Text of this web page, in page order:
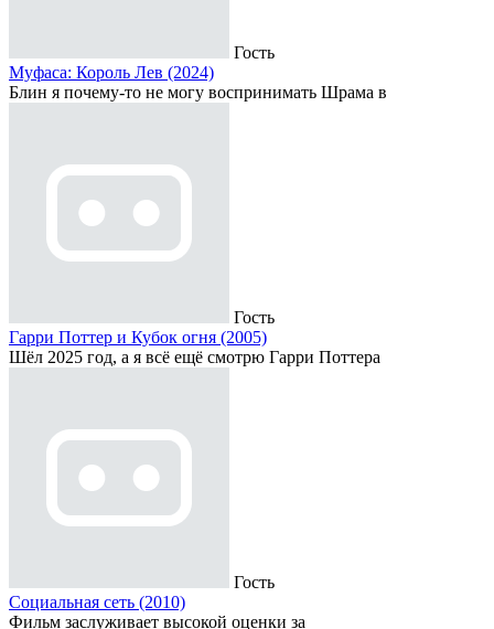
Гость
Муфаса: Король Лев (2024)
Блин я почему-то не могу воспринимать Шрама в
Гость
Гарри Поттер и Кубок огня (2005)
Шёл 2025 год, а я всё ещё смотрю Гарри Поттера
Гость
Социальная сеть (2010)
Фильм заслуживает высокой оценки за